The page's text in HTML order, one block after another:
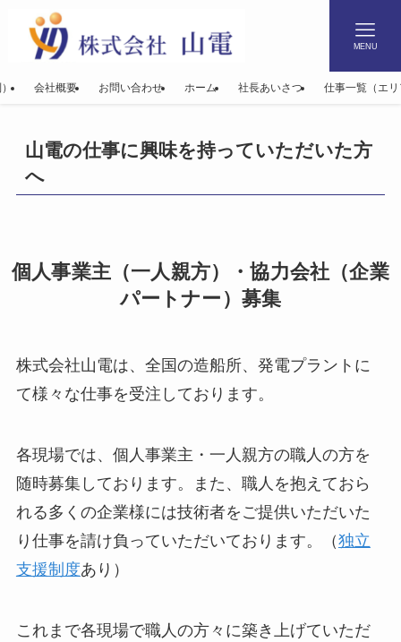
MENU
会社概要 お問い合わせ ホーム 社長あいさつ 仕事一覧（エ
山電の仕事に興味を持っていただいた方
へ
個人事業主（一人親方）・協力会社（企業
パートナー）募集
株式会社山電は、全国の造船所、発電プラントに
て様々な仕事を受注しております。
各現場では、個人事業主・一人親方の職人の方を
随時募集しております。また、職人を抱えておら
れる多くの企業様には技術者をご提供いただいた
り仕事を請け負っていただいております。（独立
支援制度あり）
これまで各現場で職人の方々に築き上げていただ